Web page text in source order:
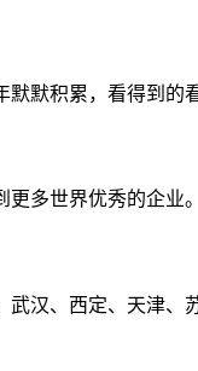
默积累，看得到的
多世界优秀的企业。
汉、西定、天津